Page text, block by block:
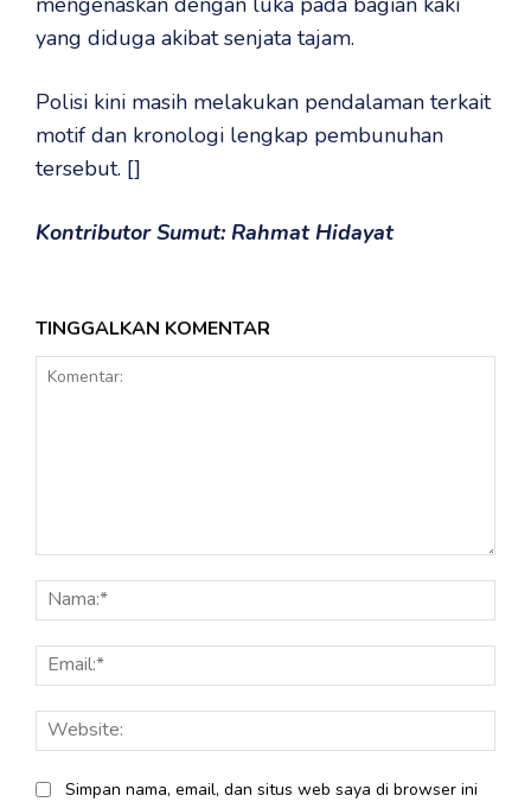
yang diduga akibat senjata tajam.
Polisi kini masih melakukan pendalaman terkait
motif dan kronologi lengkap pembunuhan
tersebut. []
Kontributor Sumut: Rahmat Hidayat
TINGGALKAN KOMENTAR
Simpan nama, email, dan situs web saya di browser ini